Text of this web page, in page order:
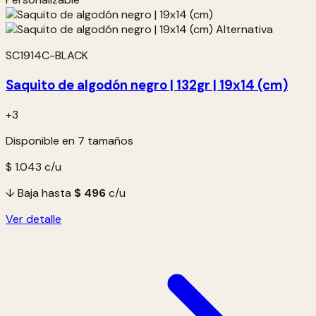
SC1914C-BLACK
Saquito de algodón negro | 132gr | 19x14 (cm)
+3
Disponible en 7 tamaños
$ 1.043 c/u
↓ Baja hasta $ 496c/u
Ver detalle